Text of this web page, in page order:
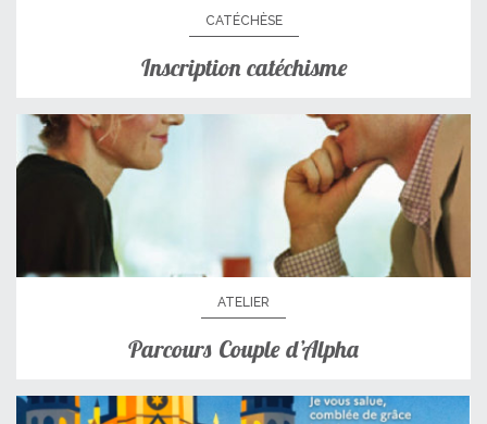
CATÉCHÈSE
Inscription catéchisme
ATELIER
Parcours Couple d’Alpha